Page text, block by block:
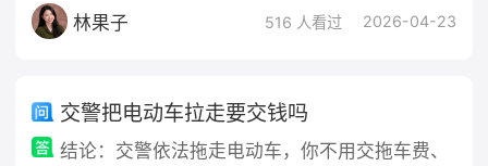
价值较低（通常低于当地“数额较大”标准），或
林果子 516 人看过 2026-04-23
交警把电动车拉走要交钱吗
结论：交警依法拖走电动车，你不用交拖车费、